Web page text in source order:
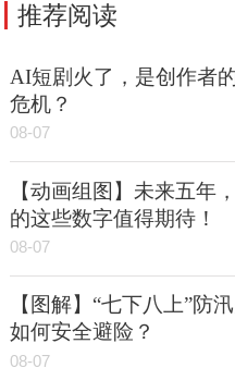
推荐阅读
AI短剧火了，是创作者
危机？
08-07
【动画组图】未来五年
的这些数字值得期待！
08-07
【图解】“七下八上”防
如何安全避险？
08-07